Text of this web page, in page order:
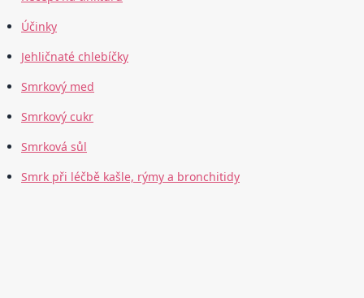
Účinky
Jehličnaté chlebíčky
Smrkový med
Smrkový cukr
Smrková sůl
Smrk při léčbě kašle, rýmy a bronchitidy